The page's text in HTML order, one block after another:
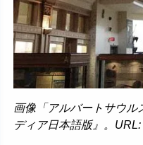
画像「アルバートサウル
ディア日本語版』。